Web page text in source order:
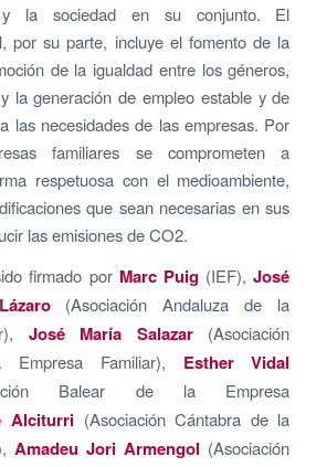
y la sociedad en su conjunto. El
por su parte, incluye el fomento de la
de la igualdad entre los géneros,
la generación de empleo estable y de
las necesidades de las empresas. Por
familiares se comprometen a
respetuosa con el medioambiente,
que sean necesarias en sus
las emisiones de CO2.
firmado por Marc Puig (IEF),José
(Asociación Andaluza de la
José María Salazar (Asociación
Familiar), Esther Vidal
Balear de la Empresa
Alciturri(Asociación Cántabra de la
Amadeu Jori Armengol (Asociación